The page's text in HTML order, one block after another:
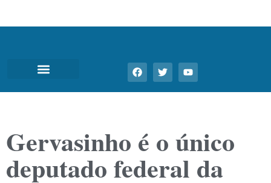
Gervasinho é o único
deputado federal da